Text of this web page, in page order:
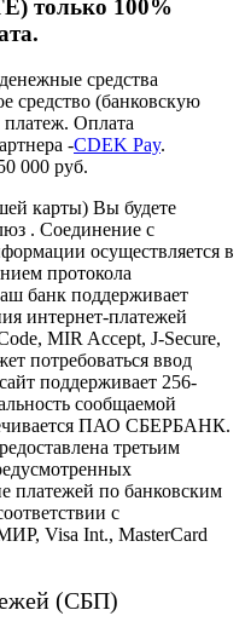
только 100%
средства
средство (банковскую
платеж. Оплата
-CDEK Pay.
000 руб.
карты) Вы будете
. Соединение с
осуществляется в
протокола
банк поддерживает
интернет-платежей
MIR Accept, J-Secure,
потребоваться ввод
поддерживает 256-
сообщаемой
ПАО СБЕРБАНК.
третьим
платежей по банковским
с
Visa Int., MasterCard
(СБП)